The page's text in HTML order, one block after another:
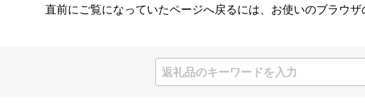
直前にご覧になっていたページへ戻るには、お使いのブラウザ